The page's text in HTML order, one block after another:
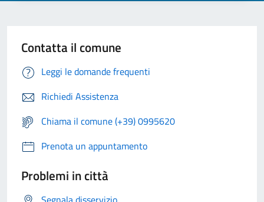
Contatta il comune
Leggi le domande frequenti
Richiedi Assistenza
Chiama il comune (+39) 0995620
Prenota un appuntamento
Problemi in città